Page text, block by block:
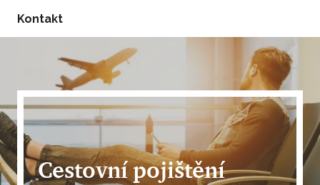
Kontakt
Cestovní pojištění